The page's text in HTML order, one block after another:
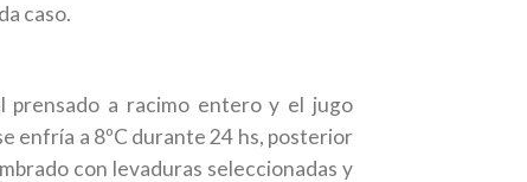
caso.
prensado a racimo entero y el jugo
enfría a 8ºC durante 24 hs, posterior
con levaduras seleccionadas y